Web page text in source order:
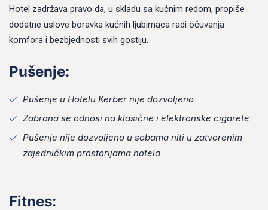
Hotel zadržava pravo da, u skladu sa kućnim redom, propiše
dodatne uslove boravka kućnih ljubimaca radi očuvanja
komfora i bezbjednosti svih gostiju.
Pušenje:
Pušenje u Hotelu Kerber nije dozvoljeno
Zabrana se odnosi na klasične i elektronske cigarete
Pušenje nije dozvoljeno u sobama niti u zatvorenim
zajedničkim prostorijama hotela
Fitnes:
Remember me Forget password?
LOGIN